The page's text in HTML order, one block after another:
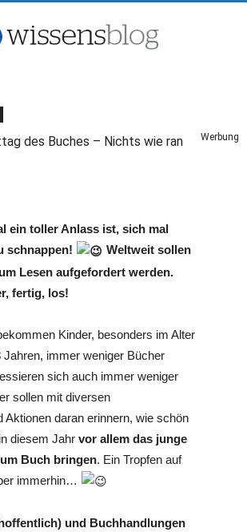
des Buches – Nichts wie ran
Werbung
ein toller Anlass ist, sich mal
schnappen!
Weltweit sollen
Lesen aufgefordert werden.
fertig, los!
Kinder, besonders im Alter
immer weniger Bücher
sich auch immer weniger
sollen mit diversen
Aktionen daran erinnern, wie schön
diesem Jahr vor allem das junge
Buch bringen. Ein Tropfen auf
immerhin…
und Buchhandlungen